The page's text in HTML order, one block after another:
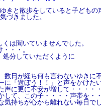
きと散歩をしていると子どもの
づきました。
は聞いていませんでした。
・・。
分していただくように
数日が経ち何も言わないゆきに
に「遊ぼう！！」と声をかけた
声に更に不安が増して・・・・・
して、この子・・・・声帯を・
気持ちが心から離れない毎日でし